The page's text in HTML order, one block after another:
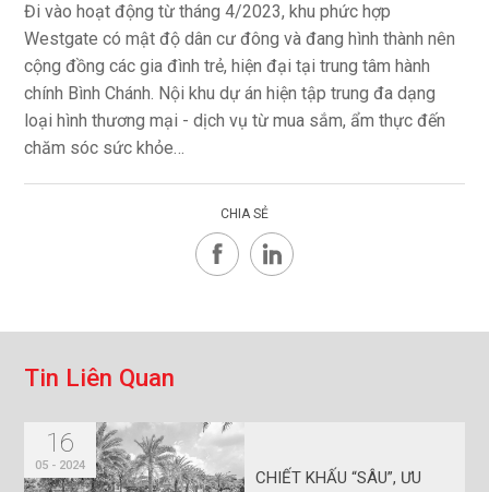
Đi vào hoạt động từ tháng 4/2023, khu phức hợp
Westgate có mật độ dân cư đông và đang hình thành nên
cộng đồng các gia đình trẻ, hiện đại tại trung tâm hành
chính Bình Chánh. Nội khu dự án hiện tập trung đa dạng
loại hình thương mại - dịch vụ từ mua sắm, ẩm thực đến
chăm sóc sức khỏe…
CHIA SẺ
Tin Liên Quan
16
05 - 2024
CHIẾT KHẤU “SÂU”, ƯU